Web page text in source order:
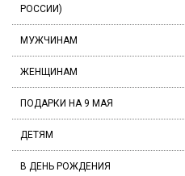
РОССИИ)
МУЖЧИНАМ
ЖЕНЩИНАМ
ПОДАРКИ НА 9 МАЯ
ДЕТЯМ
В ДЕНЬ РОЖДЕНИЯ